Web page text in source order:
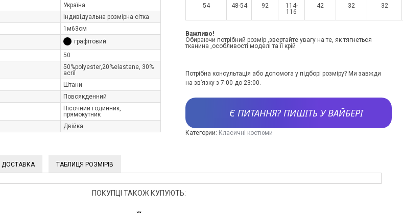
Україна
Індивідуальна розмірна сітка
1м63см
графітовий
50
50%polуester,20%elastane, 30%
acrіl
Штани
Повсякденний
Пісочний годинник,
прямокутник
Двійка
54 48-54 92
114-
116
42 32 32
Важливо!
Обираючи потрібний розмір ,звертайте увагу на те, як тягнеться
тканина ,особливості моделі та її крій
Потрібна консультація або допомога у підборі розміру? Ми завжди
на зв’язку з 7:00 до 23:00.
Є ПИТАННЯ? ПИШІТЬ У ВАЙБЕРІ
Категории: Класичні костюми
ДОСТАВКА ТАБЛИЦЯ РОЗМІРІВ
ПОКУПЦІ ТАКОЖ КУПУЮТЬ: